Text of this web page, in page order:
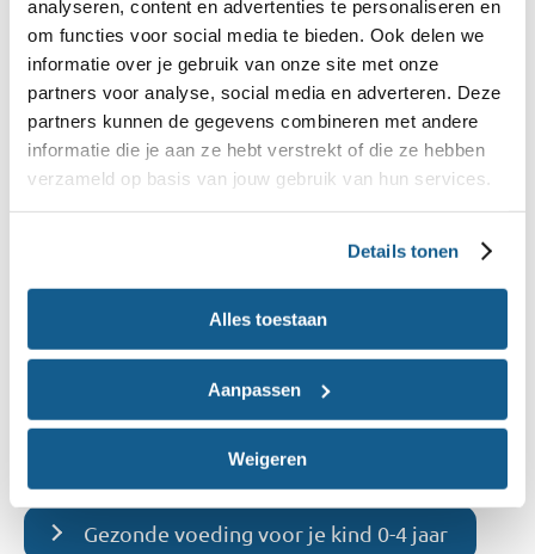
analyseren, content en advertenties te personaliseren en
om functies voor social media te bieden. Ook delen we
informatie over je gebruik van onze site met onze
partners voor analyse, social media en adverteren. Deze
partners kunnen de gegevens combineren met andere
informatie die je aan ze hebt verstrekt of die ze hebben
verzameld op basis van jouw gebruik van hun services.
Details tonen
Alles toestaan
Aanpassen
Weigeren
consultatiebureau bijvoorbeeld naar een
(kinder)diëtist of een lactatiekundige bij een
specifieke vraag over borstvoeding.
Info op onze site
Misschien dat je het antwoord op je vraag ook op
onze site kan vinden. Kijk op onze pagina's over:
Borstvoeding en flesvoeding
Eerste hapjes
Dreumes en peuter
Gezonde voeding voor je kind 0-4 jaar